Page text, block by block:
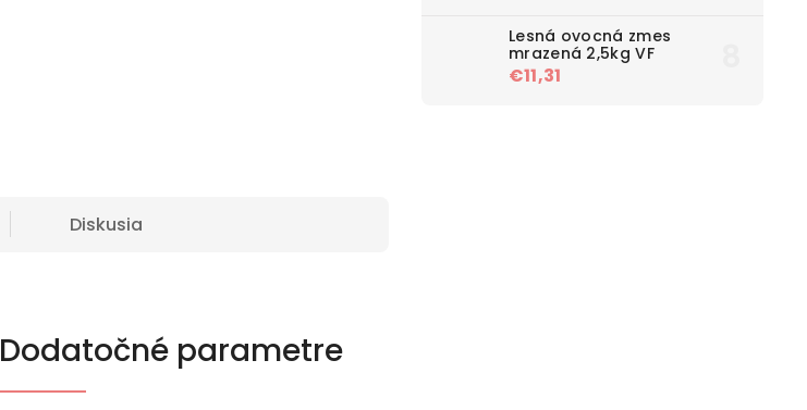
Lesná ovocná zmes
mrazená 2,5kg VF
€11,31
Diskusia
Dodatočné parametre